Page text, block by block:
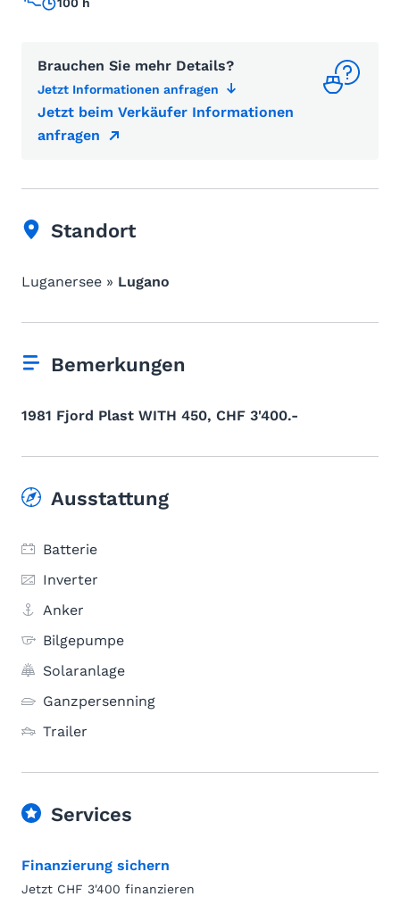
Brauchen Sie mehr Details?
Jetzt Informationen anfragen
Jetzt beim Verkäufer Informationen
anfragen
Standort
Luganersee » Lugano
Bemerkungen
1981 Fjord Plast WITH 450, CHF 3'400.-
Ausstattung
Batterie
Inverter
Anker
Bilgepumpe
Solaranlage
Ganzpersenning
Trailer
Services
Finanzierung sichern
Jetzt CHF 3'400 finanzieren